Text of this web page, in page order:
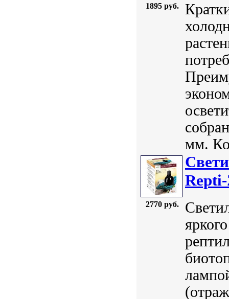
1895 руб.
мм.
2770 руб.